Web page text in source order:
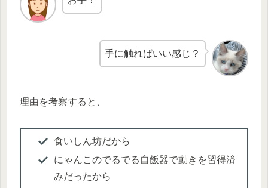
手に触ればいい感じ？
理由を考察すると、
食いしん坊だから
にゃんこのでるでる自飯器で動きを習得済
みだったから